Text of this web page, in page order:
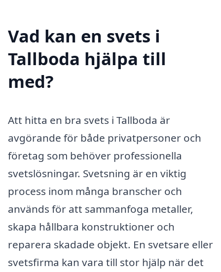
Vad kan en svets i
Tallboda hjälpa till
med?
Att hitta en bra svets i Tallboda är
avgörande för både privatpersoner och
företag som behöver professionella
svetslösningar. Svetsning är en viktig
process inom många branscher och
används för att sammanfoga metaller,
skapa hållbara konstruktioner och
reparera skadade objekt. En svetsare eller
svetsfirma kan vara till stor hjälp när det